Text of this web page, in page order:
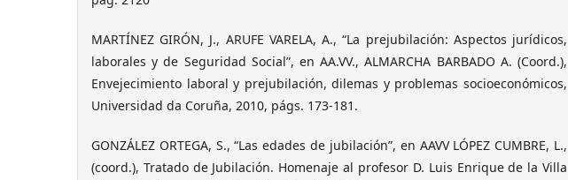
MARTÍNEZ GIRÓN, J., ARUFE VARELA, A., “La prejubilación: Aspectos jurídicos,
laborales y de Seguridad Social”, en AA.VV., ALMARCHA BARBADO A. (Coord.),
Envejecimiento laboral y prejubilación, dilemas y problemas socioeconómicos,
Universidad da Coruña, 2010, págs. 173-181.
GONZÁLEZ ORTEGA, S., “Las edades de jubilación”, en AAVV LÓPEZ CUMBRE, L.,
(coord.), Tratado de Jubilación. Homenaje al profesor D. Luis Enrique de la Villa